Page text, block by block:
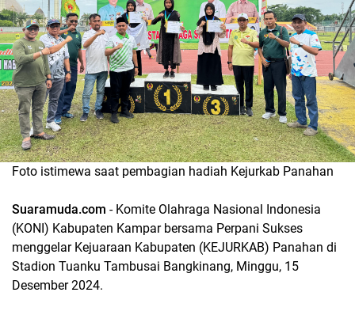
Foto istimewa saat pembagian hadiah Kejurkab Panahan
Suaramuda.com - Komite Olahraga Nasional Indonesia
(KONI) Kabupaten Kampar bersama Perpani Sukses
menggelar Kejuaraan Kabupaten (KEJURKAB) Panahan di
Stadion Tuanku Tambusai Bangkinang, Minggu, 15
Desember 2024.